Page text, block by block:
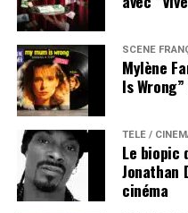
SCÈNE
Mylène
Is
TÉLÉ /
Le biopic
Jonathan
cinéma